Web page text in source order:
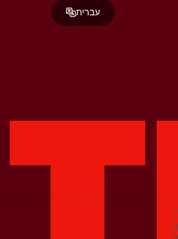
עברית